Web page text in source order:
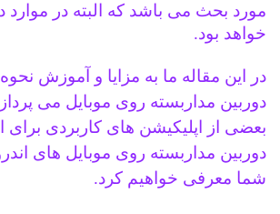
مورد بحث می باشد که البته در
خواهد بود.
در این مقاله ما به مزایا و آموزش نحوه
دوربین مداربسته روی موبایل می
بعضی از اپلیکیشن های کاربردی برای
شما معرفی خواهیم کرد.